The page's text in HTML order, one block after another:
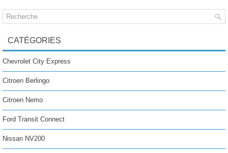
CATÉGORIES
Chevrolet City Express
Citroen Berlingo
Citroen Nemo
Ford Transit Connect
Nissan NV200